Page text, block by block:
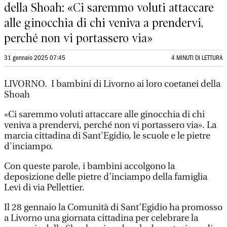
della Shoah: «Ci saremmo voluti attaccare
alle ginocchia di chi veniva a prendervi,
perché non vi portassero via»
31 gennaio 2025 07:45 4 MINUTI DI LETTURA
LIVORNO. I bambini di Livorno ai loro coetanei della
Shoah
«Ci saremmo voluti attaccare alle ginocchia di chi
veniva a prendervi, perché non vi portassero via». La
marcia cittadina di Sant'Egidio, le scuole e le pietre
d'inciampo.
Con queste parole, i bambini accolgono la
deposizione delle pietre d’inciampo della famiglia
Levi di via Pellettier.
Il 28 gennaio la Comunità di Sant’Egidio ha promosso
a Livorno una giornata cittadina per celebrare la